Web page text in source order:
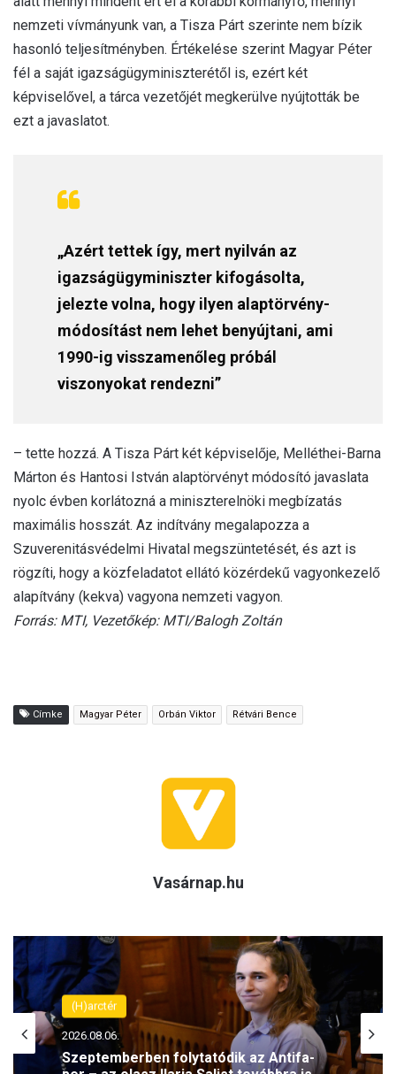
nemzeti vívmányunk van, a Tisza Párt szerinte nem bízik
hasonló teljesítményben. Értékelése szerint Magyar Péter
fél a saját igazságügyminiszterétől is, ezért két
képviselővel, a tárca vezetőjét megkerülve nyújtották be
ezt a javaslatot.
„Azért tettek így, mert nyilván az
igazságügyminiszter kifogásolta,
jelezte volna, hogy ilyen alaptörvény-
módosítást nem lehet benyújtani, ami
1990-ig visszamenőleg próbál
viszonyokat rendezni”
– tette hozzá. A Tisza Párt két képviselője, Melléthei-Barna
Márton és Hantosi István alaptörvényt módosító javaslata
nyolc évben korlátozná a miniszterelnöki megbízatás
maximális hosszát. Az indítvány megalapozza a
Szuverenitásvédelmi Hivatal megszüntetését, és azt is
rögzíti, hogy a közfeladatot ellátó közérdekű vagyonkezelő
alapítvány (kekva) vagyona nemzeti vagyon.
Forrás: MTI, Vezetőkép: MTI/Balogh Zoltán
Címke Magyar Péter Orbán Viktor Rétvári Bence
Vasárnap.hu
(H)arctér
2026.08.06.
Szeptemberben folytatódik az Antifa-